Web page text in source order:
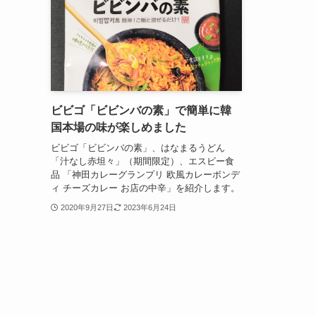
ビビゴ「ビビンバの素」で簡単に韓
国本場の味が楽しめました
ビビゴ「ビビンバの素」、はなまるうどん
「汁なし赤坦々」（期間限定）、エスビー食
品 「神田カレーグランプリ 欧風カレーボンデ
ィ チーズカレー お店の中辛」を紹介します。
2020年9月27日 2023年6月24日